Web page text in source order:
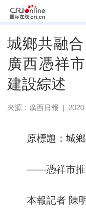
城鄉共融
廣西憑祥
建設綜述
來源： 廣西日報 |
原標題：城鄉
——憑祥市推進
本報記者 陳明